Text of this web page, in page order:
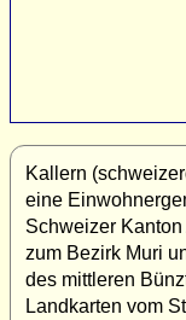
Kallern
eine
Schweizer
zum Bezirk Muri
des mittleren
Landkarten vom